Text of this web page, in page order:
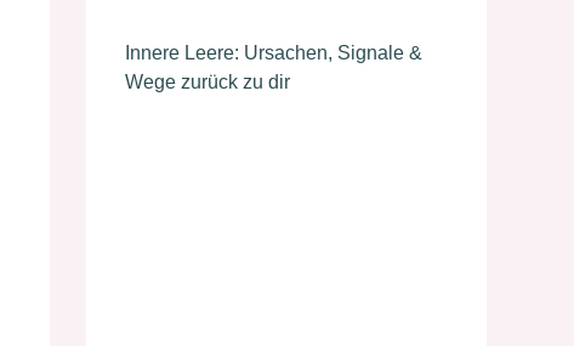
Innere Leere: Ursachen, Signale &
Wege zurück zu dir